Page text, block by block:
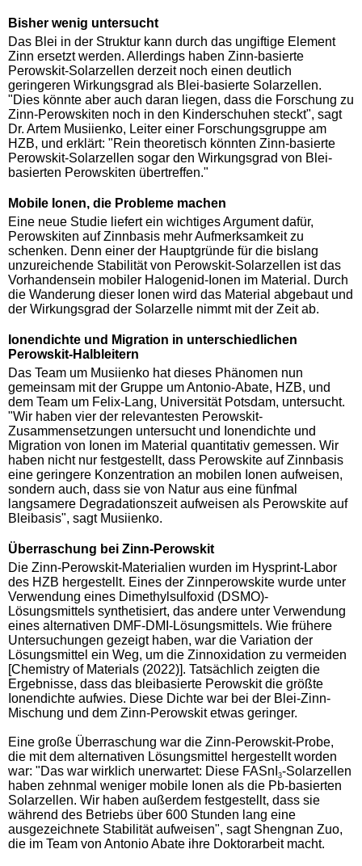
Bisher wenig untersucht
Das Blei in der Struktur kann durch das ungiftige Element
Zinn ersetzt werden. Allerdings haben Zinn-basierte
Perowskit-Solarzellen derzeit noch einen deutlich
geringeren Wirkungsgrad als Blei-basierte Solarzellen.
"Dies könnte aber auch daran liegen, dass die Forschung zu
Zinn-Perowskiten noch in den Kinderschuhen steckt", sagt
Dr. Artem Musiienko, Leiter einer Forschungsgruppe am
HZB, und erklärt: "Rein theoretisch könnten Zinn-basierte
Perowskit-Solarzellen sogar den Wirkungsgrad von Blei-
basierten Perowskiten übertreffen."
Mobile Ionen, die Probleme machen
Eine neue Studie liefert ein wichtiges Argument dafür,
Perowskiten auf Zinnbasis mehr Aufmerksamkeit zu
schenken. Denn einer der Hauptgründe für die bislang
unzureichende Stabilität von Perowskit-Solarzellen ist das
Vorhandensein mobiler Halogenid-Ionen im Material. Durch
die Wanderung dieser Ionen wird das Material abgebaut und
der Wirkungsgrad der Solarzelle nimmt mit der Zeit ab.
Ionendichte und Migration in unterschiedlichen
Perowskit-Halbleitern
Das Team um Musiienko hat dieses Phänomen nun
gemeinsam mit der Gruppe um Antonio-Abate, HZB, und
dem Team um Felix-Lang, Universität Potsdam, untersucht.
"Wir haben vier der relevantesten Perowskit-
Zusammensetzungen untersucht und Ionendichte und
Migration von Ionen im Material quantitativ gemessen. Wir
haben nicht nur festgestellt, dass Perowskite auf Zinnbasis
eine geringere Konzentration an mobilen Ionen aufweisen,
sondern auch, dass sie von Natur aus eine fünfmal
langsamere Degradationszeit aufweisen als Perowskite auf
Bleibasis", sagt Musiienko.
Überraschung bei Zinn-Perowskit
Die Zinn-Perowskit-Materialien wurden im Hysprint-Labor
des HZB hergestellt. Eines der Zinnperowskite wurde unter
Verwendung eines Dimethylsulfoxid (DSMO)-
Lösungsmittels synthetisiert, das andere unter Verwendung
eines alternativen DMF-DMI-Lösungsmittels. Wie frühere
Untersuchungen gezeigt haben, war die Variation der
Lösungsmittel ein Weg, um die Zinnoxidation zu vermeiden
[Chemistry of Materials (2022)]. Tatsächlich zeigten die
Ergebnisse, dass das bleibasierte Perowskit die größte
Ionendichte aufwies. Diese Dichte war bei der Blei-Zinn-
Mischung und dem Zinn-Perowskit etwas geringer.
Eine große Überraschung war die Zinn-Perowskit-Probe,
die mit dem alternativen Lösungsmittel hergestellt worden
war: "Das war wirklich unerwartet: Diese FASnI 3-Solarzellen
haben zehnmal weniger mobile Ionen als die Pb-basierten
Solarzellen. Wir haben außerdem festgestellt, dass sie
während des Betriebs über 600 Stunden lang eine
ausgezeichnete Stabilität aufweisen", sagt Shengnan Zuo,
die im Team von Antonio Abate ihre Doktorarbeit macht.